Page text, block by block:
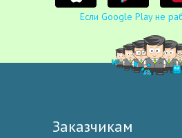
Если Google Play не
Заказчикам